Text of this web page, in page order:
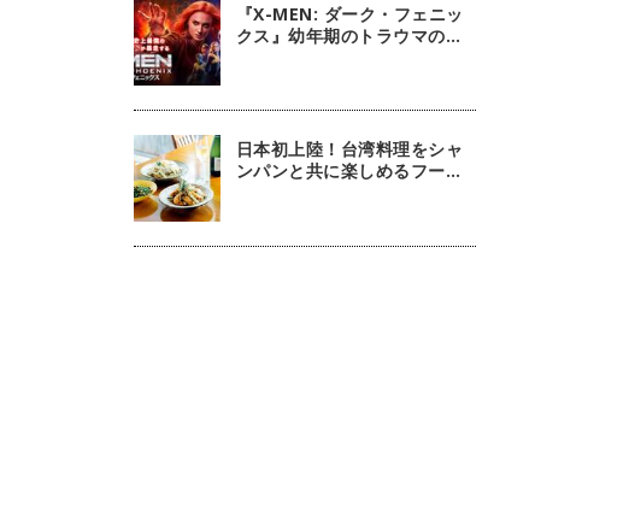
『X-MEN: ダーク・フェニッ
クス』幼年期のトラウマの扱
日本初上陸！台湾料理をシャ
ンパンと共に楽しめるフージ